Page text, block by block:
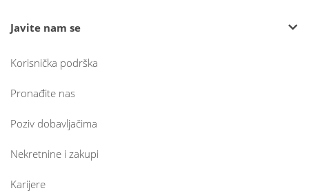
Javite nam se
Korisnička podrška
Pronađite nas
Poziv dobavljačima
Nekretnine i zakupi
Karijere